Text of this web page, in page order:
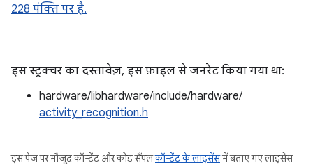
228 पंक्ति पर है.
इस स्ट्रक्चर का दस्तावेज़, इस फ़ाइल से जनरेट किया गया था:
hardware/libhardware/include/hardware/
activity_recognition.h
इस पेज पर मौजूद कॉन्टेंट और कोड सैंपलकॉन्टेंट के लाइसेंसमें बताए गए लाइसेंस